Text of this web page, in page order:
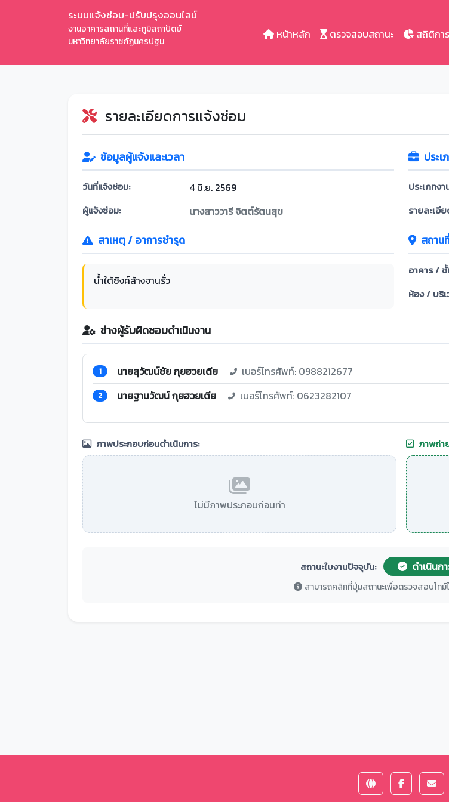
ระบบแจ้งซ่อม-ปรับปรุงออนไลน์
งานอาคารสถานที่และภูมิสถาปัตย์
มหาวิทยาลัยราชภัฏนครปฐม
หน้าหลัก ตรวจสอบสถานะ สถิติกา
รายละเอียดการแจ้งซ่อม
ข้อมูลผู้แจ้งและเวลา
วันที่แจ้งซ่อม: 4 มิ.ย. 2569
ผู้แจ้งซ่อม: นางสาววารี จิตต์รัตนสุข
ประ
ประเภทง
รายละเอี
สาเหตุ / อาการชำรุด
น้ำใต้ซิงค์ล้างจานรั่ว
สถาน
อาคาร /
ห้อง / บริ
ช่างผู้รับผิดชอบดำเนินงาน
1 นายสุวัฒน์ชัย กุยฮวยเตีย เบอร์โทรศัพท์: 0988212677
2 นายฐานวัฒน์ กุยฮวยเตีย เบอร์โทรศัพท์: 0623282107
ภาพประกอบก่อนดำเนินการ:
ไม่มีภาพประกอบก่อนทำ
ภาพถ่า
สถานะใบงานปัจจุบัน: ดำเนินก
สามารถคลิกที่ปุ่มสถานะเพื่อตรวจสอบไทม์